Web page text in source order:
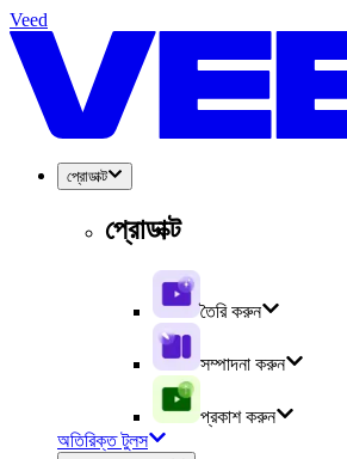
Veed
প্রোডাক্ট
প্রোডাক্ট
তৈরি করুন
সম্পাদনা করুন
প্রকাশ করুন
অতিরিক্ত টুলস